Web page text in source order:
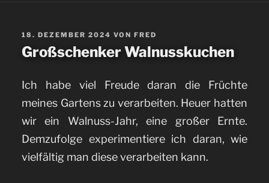
VERÖFFENTLICHT
AM
18. DEZEMBER 2024 VON FRED
Großschenker Walnusskuchen
Ich habe viel Freude daran die Früchte
meines Gartens zu verarbeiten. Heuer hatten
wir ein Walnuss-Jahr, eine großer Ernte.
Demzufolge experimentiere ich daran, wie
vielfältig man diese verarbeiten kann.